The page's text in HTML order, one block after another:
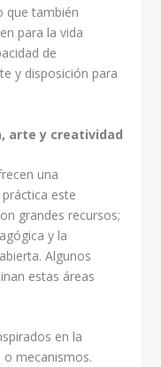
que también
para la vida
de
y disposición para
arte y creatividad
una
este
grandes recursos;
y la
Algunos
estas áreas
en la
mecanismos.